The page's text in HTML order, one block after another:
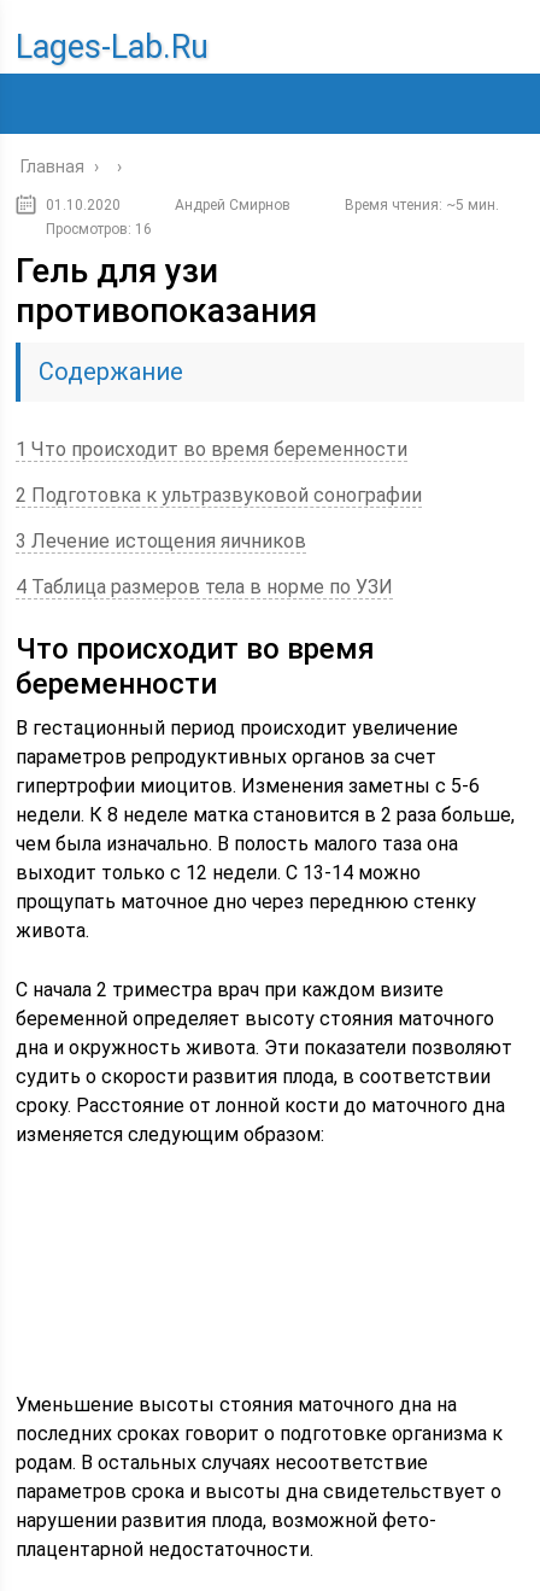
Lages-Lab.ru
Главная › ›
01.10.2020 Андрей Смирнов
Время чтения: ~5 мин.
Просмотров: 16
Гель для узи
противопоказания
Содержание
1 Что происходит во время беременности
2 Подготовка к ультразвуковой сонографии
3 Лечение истощения яичников
4 Таблица размеров тела в норме по УЗИ
Что происходит во время
беременности
В гестационный период происходит увеличение
параметров репродуктивных органов за счет
гипертрофии миоцитов. Изменения заметны с 5-6
недели. К 8 неделе матка становится в 2 раза больше,
чем была изначально. В полость малого таза она
выходит только с 12 недели. С 13-14 можно
прощупать маточное дно через переднюю стенку
живота.
С начала 2 триместра врач при каждом визите
беременной определяет высоту стояния маточного
дна и окружность живота. Эти показатели позволяют
судить о скорости развития плода, в соответствии
сроку. Расстояние от лонной кости до маточного дна
изменяется следующим образом:
Уменьшение высоты стояния маточного дна на
последних сроках говорит о подготовке организма к
родам. В остальных случаях несоответствие
параметров срока и высоты дна свидетельствует о
нарушении развития плода, возможной фето-
плацентарной недостаточности.